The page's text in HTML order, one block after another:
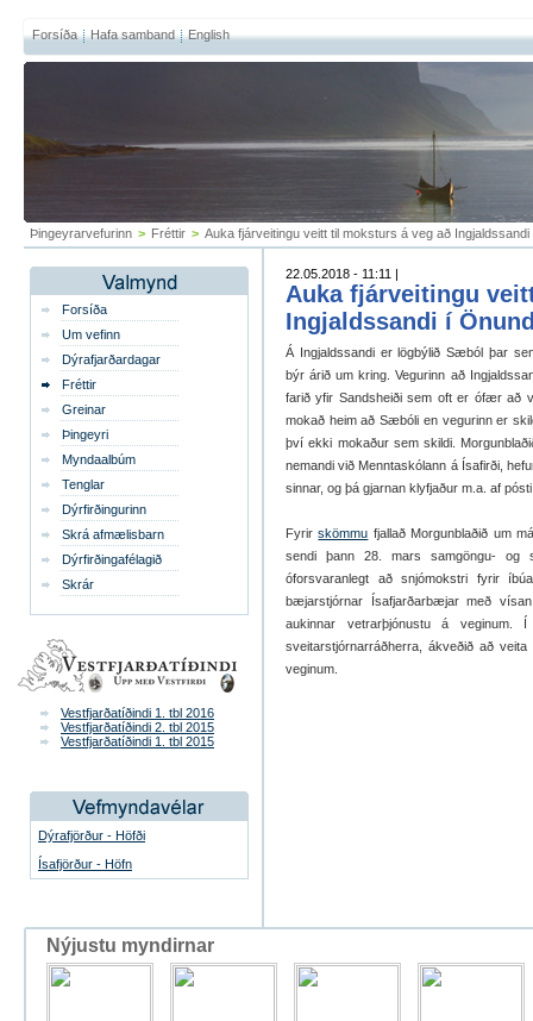
Forsíða Hafa samband English
Þingeyrarvefurinn > Fréttir > Auka fjárveitingu veitt til moksturs á veg að
Forsíða
Um vefinn
Dýrafjarðardagar
Fréttir
Greinar
Þingeyri
Myndaalbúm
Tenglar
Dýrfirðingurinn
Skrá afmælisbarn
Dýrfirðingafélagið
Skrár
Vestfjarðatíðindi 1. tbl 2016
Vestfjarðatíðindi 2. tbl 2015
Vestfjarðatíðindi 1. tbl 2015
Dýrafjörður - Höfði
Ísafjörður - Höfn
22.05.2018 - 11:11 |
Auka fjárveitingu
Ingjaldssandi í
Á Ingjaldssandi er lögbýlið Sæból þar
býr árið um kring. Vegurinn að
farið yfir Sandsheiði sem oft er ófær að
mokað heim að Sæbóli en vegurinn er
því ekki mokaður sem skildi.
nemandi við Menntaskólann á Ísafirði,
sinnar, og þá gjarnan klyfjaður m.a. af
Fyrirskömmu fjallað Morgunblaðið um
sendi þann 28. mars samgöngu- og
óforsvaranlegt að snjómokstri fyrir
bæjarstjórnar Ísafjarðarbæjar með
aukinnar vetrarþjónustu á veginum.
sveitarstjórnarráðherra, ákveðið að
veginum.
Nýjustu myndirnar